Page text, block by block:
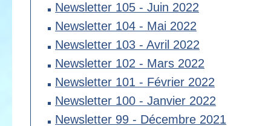
Newsletter 105 - Juin 2022
Newsletter 104 - Mai 2022
Newsletter 103 - Avril 2022
Newsletter 102 - Mars 2022
Newsletter 101 - Février 2022
Newsletter 100 - Janvier 2022
Newsletter 99 - Décembre 2021